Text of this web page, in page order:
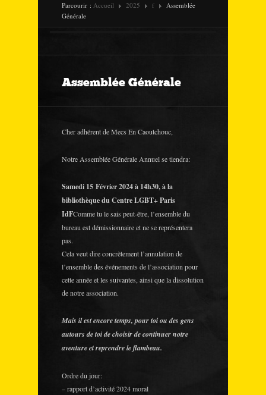
Parcourir : Accueil 2025 f
Assemblée
Générale
Assemblée Générale
Cher adhérent de Mecs En Caoutchouc,
Notre Assemblée Générale Annuel se tiendra:
Samedi 15 Février 2024 à 14h30, à la
bibliothèque du Centre LGBT+ Paris
IdFComme tu le sais peut-être, l’ensemble du
bureau est démissionnaire et ne se représentera
pas.
Cela veut dire concrètement l’annulation de
l’ensemble des événements de l’association pour
cette année et les suivantes, ainsi que la dissolution
de notre association.
Mais il est encore temps, pour toi ou des gens
autours de toi de choisir de continuer notre
aventure et reprendre le flambeau.
Ordre du jour:
– rapport d’activité 2024 moral